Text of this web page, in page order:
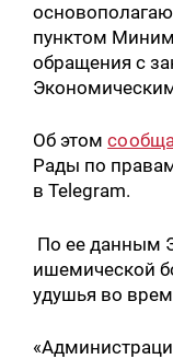
пунктом
обращения с
Об этом
Рады по
в Telegram.
По ее данным
ишемической
удушья во